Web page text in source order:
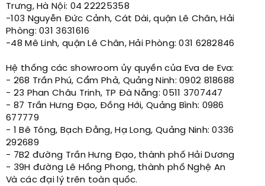
Trưng, Hà Nội: 04 22225358
-103 Nguyễn Đức Cảnh, Cát Dài, quận Lê Chân, Hải
Phòng: 031 3631616
-48 Mê Linh, quận Lê Chân, Hải Phòng: 031 6282846
Hệ thống các showroom ủy quyền của Eva de Eva:
- 268 Trần Phú, Cẩm Phả, Quảng Ninh: 0902 818688
- 23 Phan Châu Trinh, TP Đà Nẵng: 0511 3707447
- 87 Trần Hưng Đạo, Đồng Hới, Quảng Bình: 0986
677779
- 1 Bê Tông, Bạch Đằng, Hạ Long, Quảng Ninh: 0336
292689
- 7B2 đường Trần Hưng Đạo, thành phố Hải Dương
- 39H đường Lê Hồng Phong, thành phố Nghệ An
Và các đại lý trên toàn quốc.